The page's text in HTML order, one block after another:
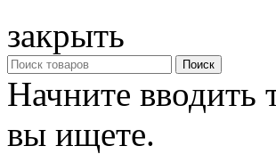
закрыть
Поиск
Начните вводить
вы ищете.